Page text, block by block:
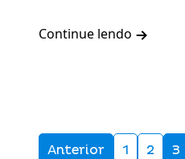
Continue lendo
Anterior 1 2 3